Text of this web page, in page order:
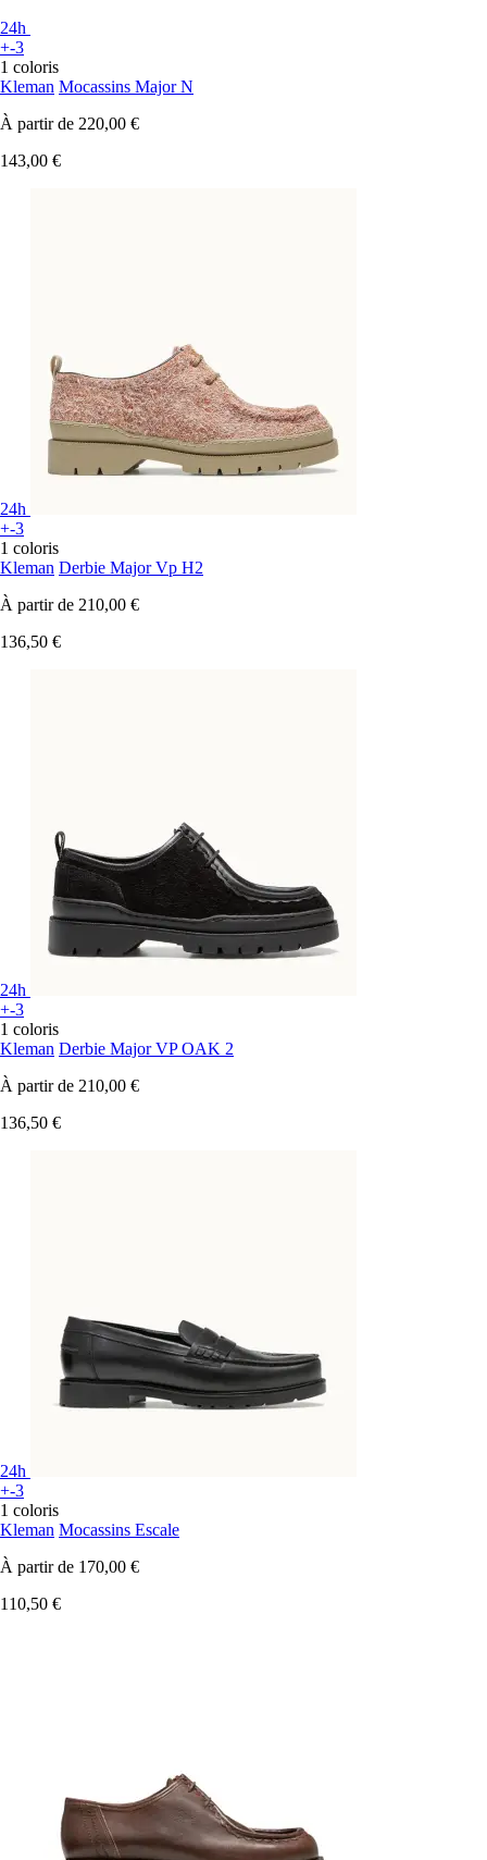
24h
+-3
1 coloris
Kleman Mocassins Major N
À partir de 220,00 €
143,00 €
24h
+-3
1 coloris
Kleman Derbie Major Vp H2
À partir de 210,00 €
136,50 €
24h
+-3
1 coloris
Kleman Derbie Major VP OAK 2
À partir de 210,00 €
136,50 €
24h
+-3
1 coloris
Kleman Mocassins Escale
À partir de 170,00 €
110,50 €